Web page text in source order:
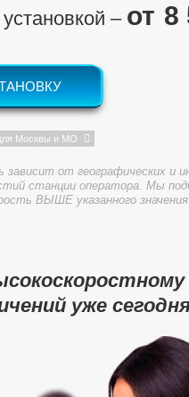
‒
8
Москвы и МО
зависит от географических и
станции оператора. Мы
ВЫШЕ указанного
уже